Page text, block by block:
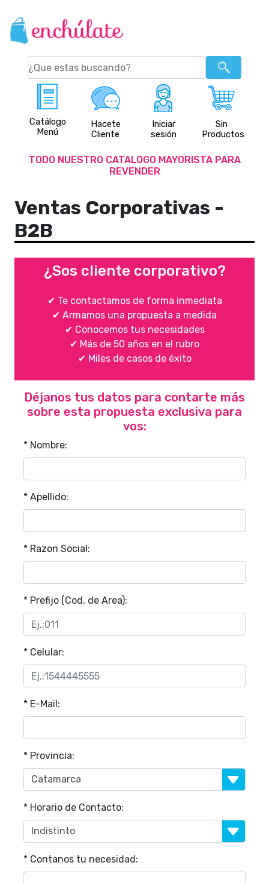
Catálogo
Menú
Hacete
Cliente
Iniciar
sesión
Sin
Productos
TODO NUESTRO CATALOGO MAYORISTA PARA
REVENDER
Ventas Corporativas -
B2B
¿Sos cliente corporativo?
✔ Te contactamos de forma inmediata
✔ Armamos una propuesta a medida
✔ Conocemos tus necesidades
✔ Más de 50 años en el rubro
✔ Miles de casos de éxito
Déjanos tus datos para contarte más
sobre esta propuesta exclusiva para
vos:
* Nombre:
* Apellido:
* Razon Social:
* Prefijo (Cod. de Area):
* Celular:
* E-Mail:
* Provincia:
* Horario de Contacto:
* Contanos tu necesidad: